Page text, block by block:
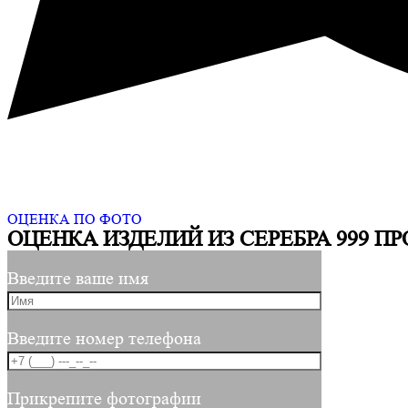
ОЦЕНКА ПО ФОТО
ОЦЕНКА ИЗДЕЛИЙ ИЗ СЕРЕБРА 999
Введите ваше имя
Введите номер телефона
Прикрепите фотографии